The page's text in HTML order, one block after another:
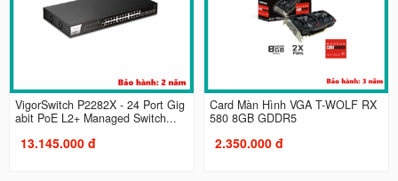
VigorSwitch P2282X - 24 Port Gig
abit PoE L2+ Managed Switch...
13.145.000 đ
Card Màn Hình VGA T-WOLF RX
580 8GB GDDR5
2.350.000 đ